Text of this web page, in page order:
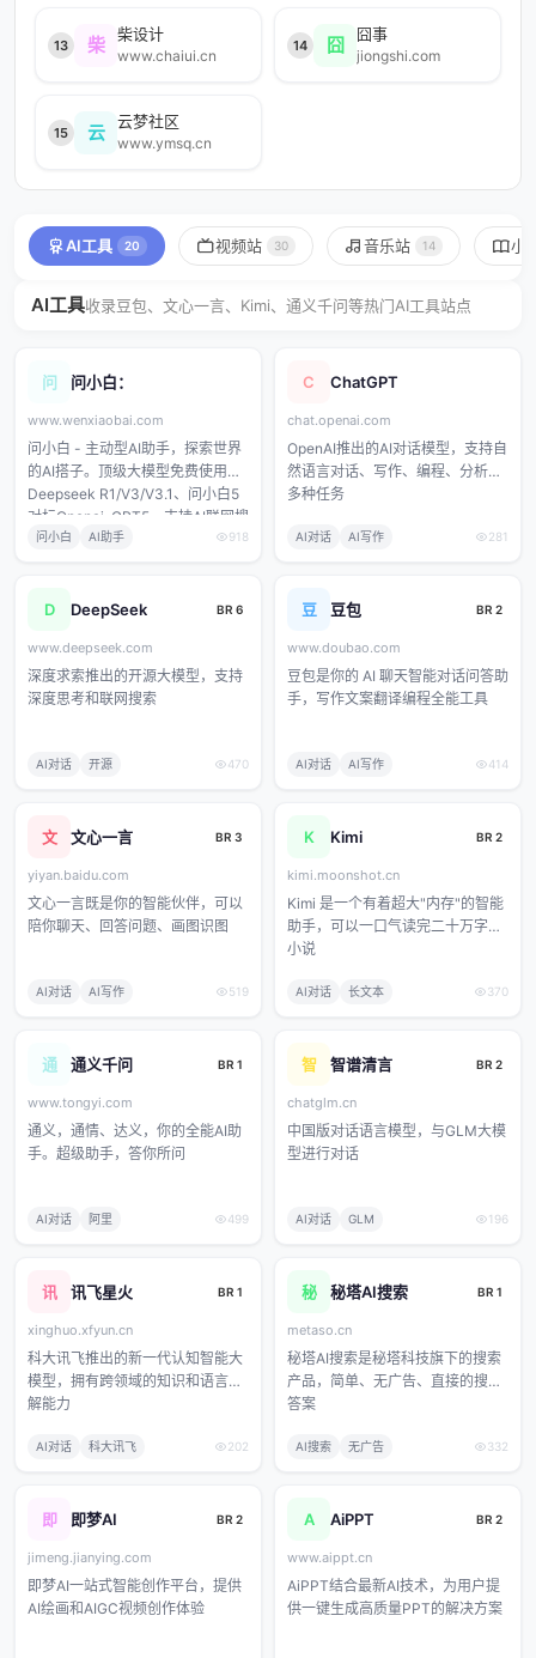
13 柴 柴设计
www.chaiui.cn
14 囧 囧事
jiongshi.com
15 云 云梦社区
www.ymsq.cn
AI工具 20 视频站 30 音乐站 14 小
AI工具收录豆包、文心一言、Kimi、通义千问等热门AI工具站点
问 问小白：
www.wenxiaobai.com
问小白 - 主动型AI助手，探索世界
的AI搭子。顶级大模型免费使用，
Deepseek R1/V3/V3.1、问小白5
对标Openai-GPT5，支持AI联网搜
索、AI学术搜索，Deep
问小白 AI助手 918
C ChatGPT
chat.openai.com
OpenAI推出的AI对话模型，支持自
然语言对话、写作、编程、分析等
多种任务
AI对话 AI写作 281
D DeepSeek BR 6
www.deepseek.com
深度求索推出的开源大模型，支持
深度思考和联网搜索
AI对话 开源 470
豆 豆包 BR 2
www.doubao.com
豆包是你的 AI 聊天智能对话问答助
手，写作文案翻译编程全能工具
AI对话 AI写作 414
文 文心一言 BR 3
yiyan.baidu.com
文心一言既是你的智能伙伴，可以
陪你聊天、回答问题、画图识图
AI对话 AI写作 519
K Kimi BR 2
kimi.moonshot.cn
Kimi 是一个有着超大"内存"的智能
助手，可以一口气读完二十万字的
小说
AI对话 长文本 370
通 通义千问 BR 1
www.tongyi.com
通义，通情、达义，你的全能AI助
手。超级助手，答你所问
AI对话 阿里 499
智 智谱清言 BR 2
chatglm.cn
中国版对话语言模型，与GLM大模
型进行对话
AI对话 GLM 196
讯 讯飞星火 BR 1
xinghuo.xfyun.cn
科大讯飞推出的新一代认知智能大
模型，拥有跨领域的知识和语言理
解能力
AI对话 科大讯飞 202
秘 秘塔AI搜索 BR 1
metaso.cn
秘塔AI搜索是秘塔科技旗下的搜索
产品，简单、无广告、直接的搜索
答案
AI搜索 无广告 332
即 即梦AI BR 2
jimeng.jianying.com
即梦AI一站式智能创作平台，提供
AI绘画和AIGC视频创作体验
A AiPPT BR 2
www.aippt.cn
AiPPT结合最新AI技术，为用户提
供一键生成高质量PPT的解决方案